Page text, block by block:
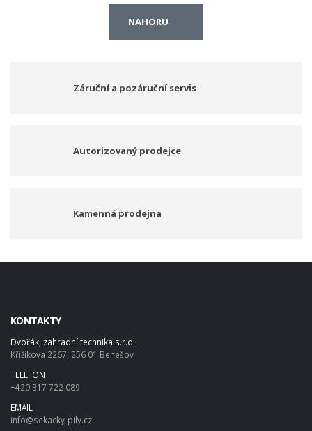
NAHORU
Záruční a pozáruční servis
Autorizovaný prodejce
Kamenná prodejna
KONTAKTY
Dvořák, zahradní technika s.r.o.
Křižíkova 2267, 256 01 Benešov
TELEFON
+420 317 722 089
EMAIL
info@sekacky-pily.cz